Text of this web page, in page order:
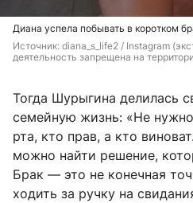
Диана успела побывать в коротком
Источник: diana_s_life2 / Instagram
деятельность запрещена на
Тогда Шурыгина делилась
семейную жизнь: «Не
рта, кто прав, а кто
можно найти решение,
Брак — это не конечная
ходить за ручку на